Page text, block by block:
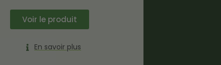
Voir le produit
En savoir plus